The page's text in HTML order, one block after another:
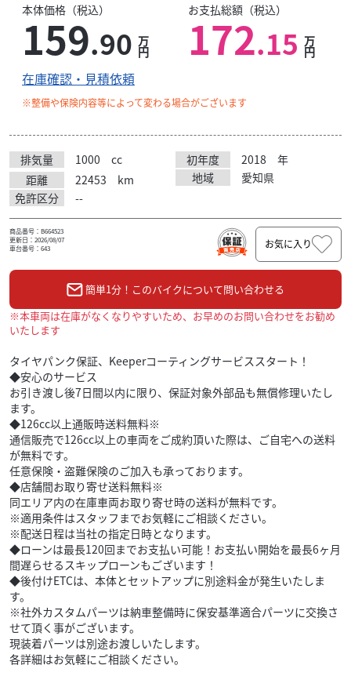
本体価格（税込）
159.90 万
円
お支払総額（税込）
172.15 万
円
在庫確認・見積依頼
※整備や保険内容等によって変わる場合がございます
排気量 1000 cc 初年度 2018
年
距離
22453 km 地域
愛知県
免許区分
--
商品番号：B664523
更新日：2026/08/07
車台番号：643
お気に入り
簡単1分！このバイクについて問い合わせる
※本車両は在庫がなくなりやすいため、お早めのお問い合わせをお勧め
いたします
タイヤパンク保証、Keeperコーティングサービススタート！
◆安心のサービス
お引き渡し後7日間以内に限り、保証対象外部品も無償修理いたし
ます。
◆126cc以上通販時送料無料※
通信販売で126cc以上の車両をご成約頂いた際は、ご自宅への送料
が無料です。
任意保険・盗難保険のご加入も承っております。
◆店舗間お取り寄せ送料無料※
同エリア内の在庫車両お取り寄せ時の送料が無料です。
※適用条件はスタッフまでお気軽にご相談ください。
※配送日程は当社の指定日時となります。
◆ローンは最長120回までお支払い可能！お支払い開始を最長6ヶ月
間遅らせるスキップローンもございます！
◆後付けETCは、本体とセットアップに別途料金が発生いたしま
す。
※社外カスタムパーツは納車整備時に保安基準適合パーツに交換さ
せて頂く事がございます。
現装着パーツは別途お渡しいたします。
各詳細はお気軽にご相談ください。